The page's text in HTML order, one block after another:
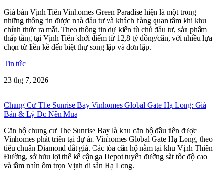
Giá bán Vịnh Tiên Vinhomes Green Paradise hiện là một trong
những thông tin được nhà đầu tư và khách hàng quan tâm khi khu
chính thức ra mắt. Theo thông tin dự kiến từ chủ đầu tư, sản phẩm
thấp tầng tại Vịnh Tiên khởi điểm từ 12,8 tỷ đồng/căn, với nhiều lựa
chọn từ liền kề đến biệt thự song lập và đơn lập.
Tin tức
23 thg 7, 2026
Chung Cư The Sunrise Bay Vinhomes Global Gate Hạ Long: Giá
Bán & Lý Do Nên Mua
Căn hộ chung cư The Sunrise Bay là khu căn hộ đầu tiên được
Vinhomes phát triển tại dự án Vinhomes Global Gate Hạ Long, theo
tiêu chuẩn Diamond đắt giá. Các tòa căn hộ nằm tại khu Vịnh Thiên
Đường, sở hữu lợi thế kế cận ga Depot tuyến đường sắt tốc độ cao
và tầm nhìn ôm trọn Vịnh di sản Hạ Long.